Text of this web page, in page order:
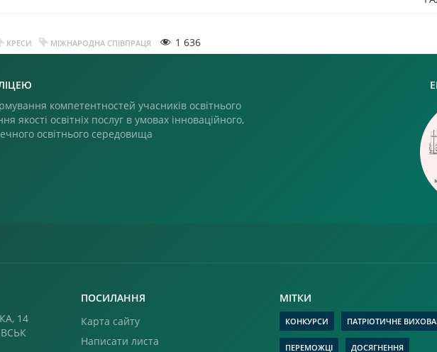
КРЕСИ МІЖНАРОДНА СПІВПРАЦЯ 1 636
компетентностей учасників освітнього
якості освітніх послуг в умовах інноваційного,
освітнього середовища
14
ПОСИЛАННЯ
Карта сайту
Написати листа
МІТКИ
КОНКУРСИ ПАТРІОТИЧНЕ
ПЕРЕМОЖЦІ ДОСЯГНЕННЯ